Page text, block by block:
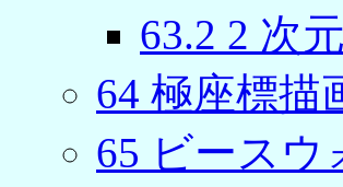
63.2 2 次
64 極座標描
65 ビースウ